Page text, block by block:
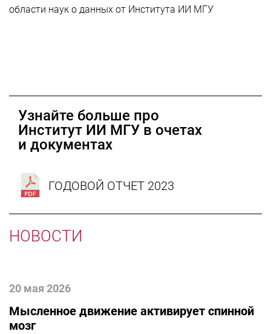
области наук о данных от Института ИИ МГУ
Узнайте больше про
Институт ИИ МГУ в очетах
и документах
ГОДОВОЙ ОТЧЕТ 2023
НОВОСТИ
20 мая 2026
Мысленное движение активирует спинной
мозг